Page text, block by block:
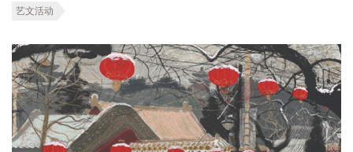
艺文活动